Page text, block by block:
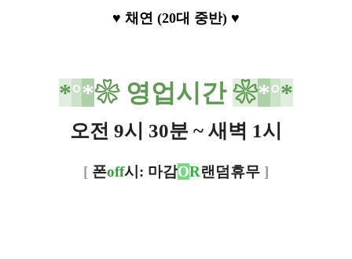
♥ 채연 (20대 중반) ♥
*°*❀ 영업시간 ❀*°*
오전 9시 30분 ~ 새벽 1시
[ 폰off시: 마감OR랜덤휴무 ]